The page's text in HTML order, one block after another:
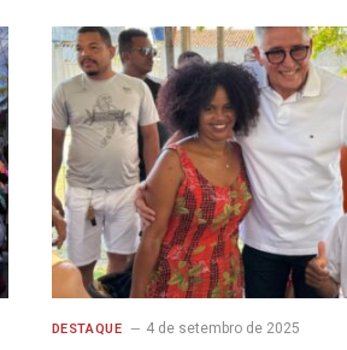
DESTAQUE 4 de setembro de 2025